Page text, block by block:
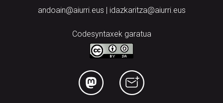
andoain@aiurri.eus | idazkaritza@aiurri.eus
Codesyntaxek garatua